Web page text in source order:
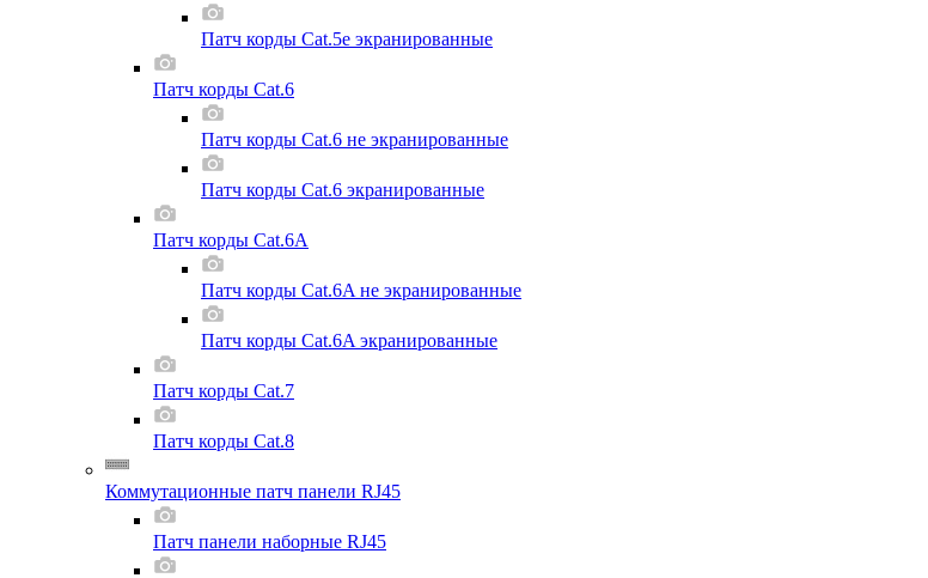
Патч корды Cat.5e экранированные
Патч корды Cat.6
Патч корды Cat.6 не экранированные
Патч корды Cat.6 экранированные
Патч корды Cat.6A
Патч корды Cat.6A не экранированные
Патч корды Cat.6A экранированные
Патч корды Cat.7
Патч корды Cat.8
Коммутационные патч панели RJ45
Патч панели наборные RJ45